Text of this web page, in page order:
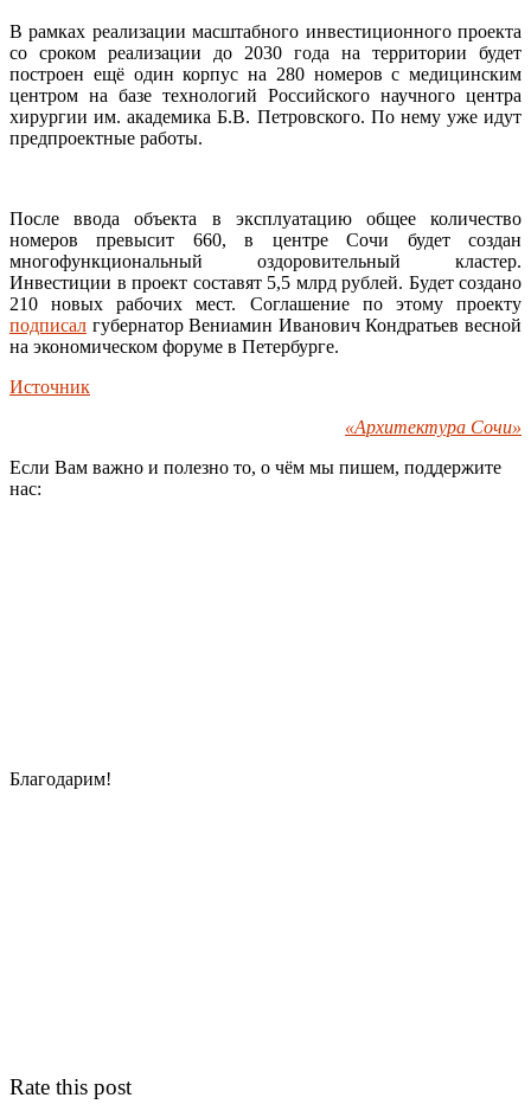
В рамках реализации масштабного инвестиционного проекта
со сроком реализации до 2030 года на территории будет
построен ещё один корпус на 280 номеров с медицинским
центром на базе технологий Российского научного центра
хирургии им. академика Б.В. Петровского. По нему уже идут
предпроектные работы.
После ввода объекта в эксплуатацию общее количество
номеров превысит 660, в центре Сочи будет создан
многофункциональный оздоровительный кластер.
Инвестиции в проект составят 5,5 млрд рублей. Будет создано
210 новых рабочих мест. Соглашение по этому проекту
подписал губернатор Вениамин Иванович Кондратьев весной
на экономическом форуме в Петербурге.
Источник
«Архитектура Сочи»
Если Вам важно и полезно то, о чём мы пишем, поддержите
нас:
Благодарим!
Rate this post